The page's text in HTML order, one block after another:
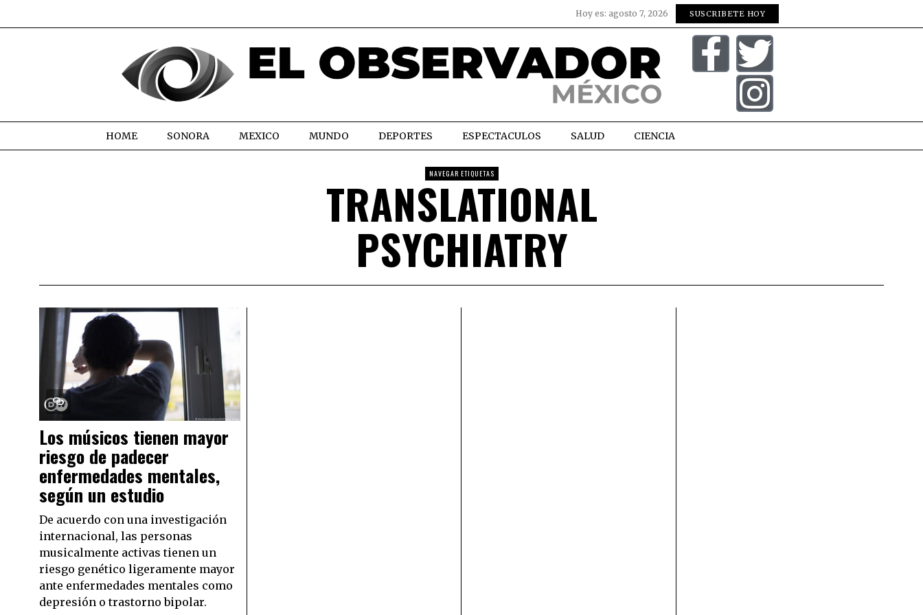
Hoy es: agosto 7, 2026 SUSCRIBETE HOY
HOME SONORA MEXICO MUNDO DEPORTES ESPECTACULOS SALUD CIENCIA
NAVEGAR ETIQUETAS
TRANSLATIONAL
PSYCHIATRY
Los músicos tienen mayor
riesgo de padecer
enfermedades mentales,
según un estudio
De acuerdo con una investigación
internacional, las personas
musicalmente activas tienen un
riesgo genético ligeramente mayor
ante enfermedades mentales como
depresión o trastorno bipolar.